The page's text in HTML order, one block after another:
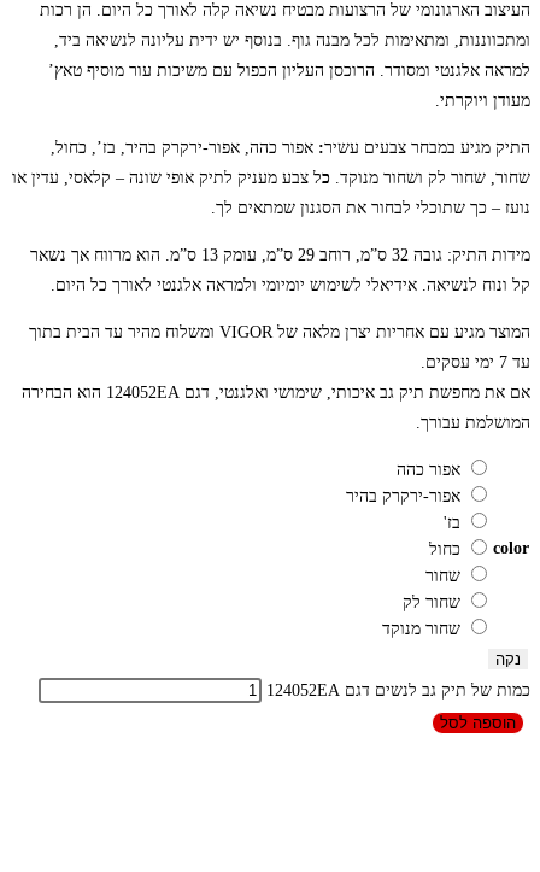
העיצוב הארגונומי של הרצועות מבטיח נשיאה קלה לאורך כל היום. הן רכות
ומתכווננות, ומתאימות לכל מבנה גוף. בנוסף יש ידית עליונה לנשיאה ביד,
למראה אלגנטי ומסודר. הרוכסן העליון הכפול עם משיכות עור מוסיף טאץ’
מעודן ויוקרתי.
התיק מגיע במבחר צבעים עשיר: אפור כהה, אפור-ירקרק בהיר, בז’, כחול,
שחור, שחור לק ושחור מנוקד. כל צבע מעניק לתיק אופי שונה – קלאסי, עדין או
נועז – כך שתוכלי לבחור את הסגנון שמתאים לך.
מידות התיק: גובה 32 ס”מ, רוחב 29 ס”מ, עומק 13 ס”מ. הוא מרווח אך נשאר
קל ונוח לנשיאה. אידיאלי לשימוש יומיומי ולמראה אלגנטי לאורך כל היום.
המוצר מגיע עם אחריות יצרן מלאה של VIGOR ומשלוח מהיר עד הבית בתוך
עד 7 ימי עסקים.
אם את מחפשת תיק גב איכותי, שימושי ואלגנטי, דגם 124052EA הוא הבחירה
המושלמת עבורך.
color
אפור כהה
אפור-ירקרק בהיר
בז'
כחול
שחור
שחור לק
שחור מנוקד
נקה
כמות של תיק גב לנשים דגם 124052EA
הוספה לסל